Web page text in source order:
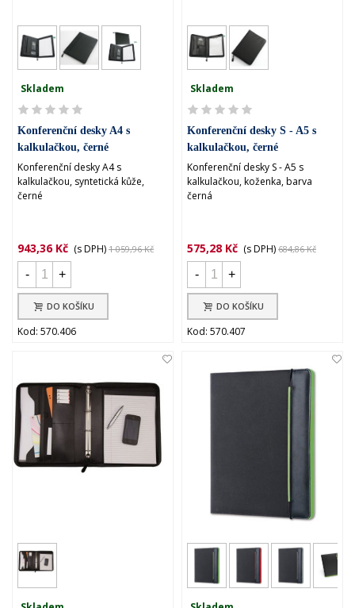
Skladem
Konferenční desky A4 s
kalkulačkou, černé
Konferenční desky A4 s
kalkulačkou, syntetická kůže,
černé
943,36 Kč (s DPH) 1 059,96 Kč
- +
DO KOŠÍKU
Kod: 570.406
Skladem
Konferenční desky S - A5 s
kalkulačkou, černé
Konferenční desky S - A5 s
kalkulačkou, koženka, barva
černá
575,28 Kč (s DPH) 684,86 Kč
- +
DO KOŠÍKU
Kod: 570.407